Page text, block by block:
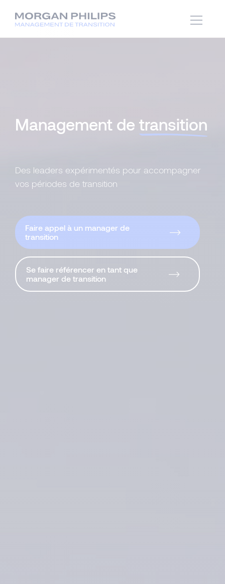
Management de transition
Des leaders expérimentés pour accompagner
vos périodes de transition
Faire appel à un manager de
transition
Se faire référencer en tant que
manager de transition